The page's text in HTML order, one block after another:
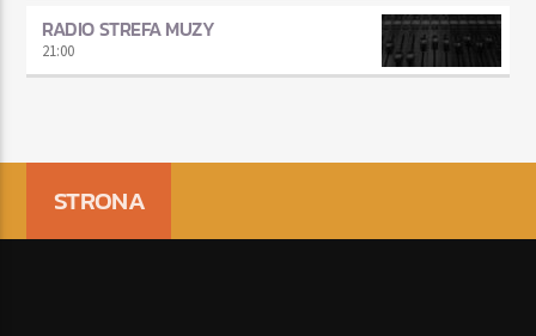
RADIO STREFA MUZY
21:00
STRONA